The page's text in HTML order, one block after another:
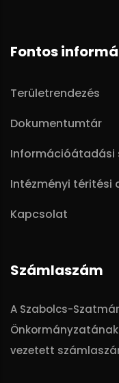
Fontos
Területrendezés
Dokumentumtár
Információátadási
Intézményi téritési
Kapcsolat
Számlaszám
A Szabolcs-
vezetett